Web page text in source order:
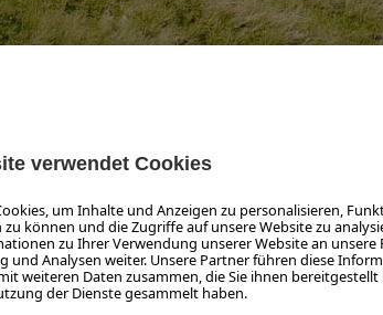
das Kennenlernen anderer
Sinnen zu erleben. Und sollten die
konnten auf einer rundum organisierten 6
Nacht kennen und lieben lernen.